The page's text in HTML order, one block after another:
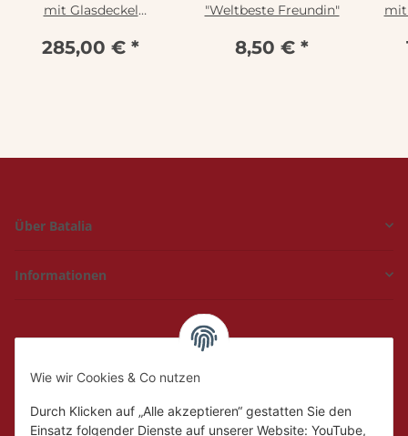
Wie wir Cookies & Co nutzen
Durch Klicken auf „Alle akzeptieren“ gestatten Sie den
Einsatz folgender Dienste auf unserer Website: YouTube,
mit Glasdeckel
285,00 € *
"Weltbeste Freundin"
8,50 € *
mit
Über Batalia
Informationen
Hückelhoven und
Di. - Fr.
10:00 - 18:00
10:00 - 14:00